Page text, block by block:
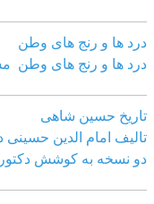
درد ها و رنج های وطن
درد ها و رنج های وطن
تاریخ حسین شاهی
دو نسخه به کوشش دکتور